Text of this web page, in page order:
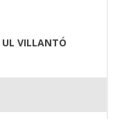
UL VILLANTÓ